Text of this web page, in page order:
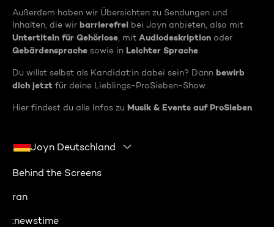
Außerdem haben wir Übersichten zu Sendungen und
Inhalten, die wir barrierefrei bei Joyn anbieten, also mit
Untertiteln für Gehörlose , mit Audiodeskription oder
Gebärdensprache sowie in Leichter Sprache
Du willst selbst als Kandidat:in dabei sein? Dann bewirb
dich jetzt für deine Lieblings-ProSieben-Show.
Hier findest du alle Infos zu Musik & Events auf ProSieben
Joyn Deutschland
Behind the Screens
ran
:newstime